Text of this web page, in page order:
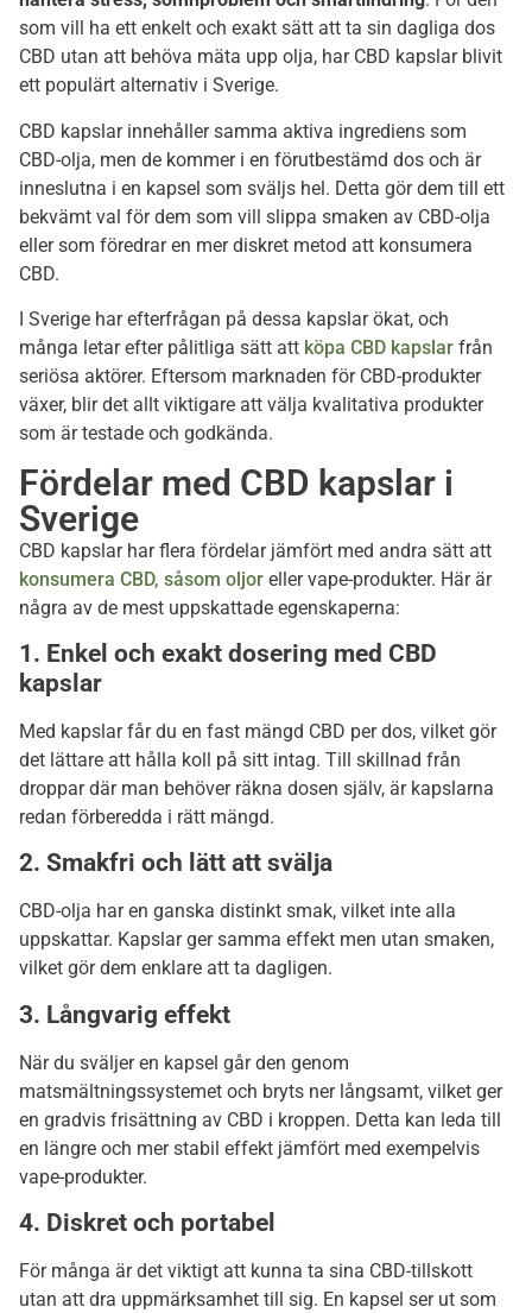
som vill ha ett enkelt och exakt sätt att ta sin dagliga dos
CBD utan att behöva mäta upp olja, har CBD kapslar blivit
ett populärt alternativ i Sverige.
CBD kapslar innehåller samma aktiva ingrediens som
CBD-olja, men de kommer i en förutbestämd dos och är
inneslutna i en kapsel som sväljs hel. Detta gör dem till ett
bekvämt val för dem som vill slippa smaken av CBD-olja
eller som föredrar en mer diskret metod att konsumera
CBD.
I Sverige har efterfrågan på dessa kapslar ökat, och
många letar efter pålitliga sätt att köpa CBD kapslar från
seriösa aktörer. Eftersom marknaden för CBD-produkter
växer, blir det allt viktigare att välja kvalitativa produkter
som är testade och godkända.
Fördelar med CBD kapslar i
Sverige
CBD kapslar har flera fördelar jämfört med andra sätt att
konsumera CBD, såsom oljor eller vape-produkter. Här är
några av de mest uppskattade egenskaperna:
1. Enkel och exakt dosering med CBD
kapslar
Med kapslar får du en fast mängd CBD per dos, vilket gör
det lättare att hålla koll på sitt intag. Till skillnad från
droppar där man behöver räkna dosen själv, är kapslarna
redan förberedda i rätt mängd.
2. Smakfri och lätt att svälja
CBD-olja har en ganska distinkt smak, vilket inte alla
uppskattar. Kapslar ger samma effekt men utan smaken,
vilket gör dem enklare att ta dagligen.
3. Långvarig effekt
När du sväljer en kapsel går den genom
matsmältningssystemet och bryts ner långsamt, vilket ger
en gradvis frisättning av CBD i kroppen. Detta kan leda till
en längre och mer stabil effekt jämfört med exempelvis
vape-produkter.
4. Diskret och portabel
För många är det viktigt att kunna ta sina CBD-tillskott
utan att dra uppmärksamhet till sig. En kapsel ser ut som